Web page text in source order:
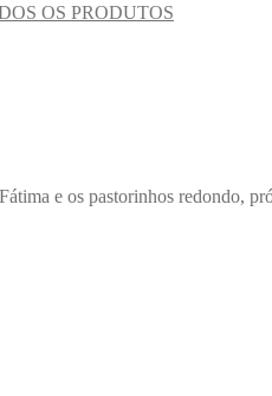
OS PRODUTOS
e os pastorinhos redondo,